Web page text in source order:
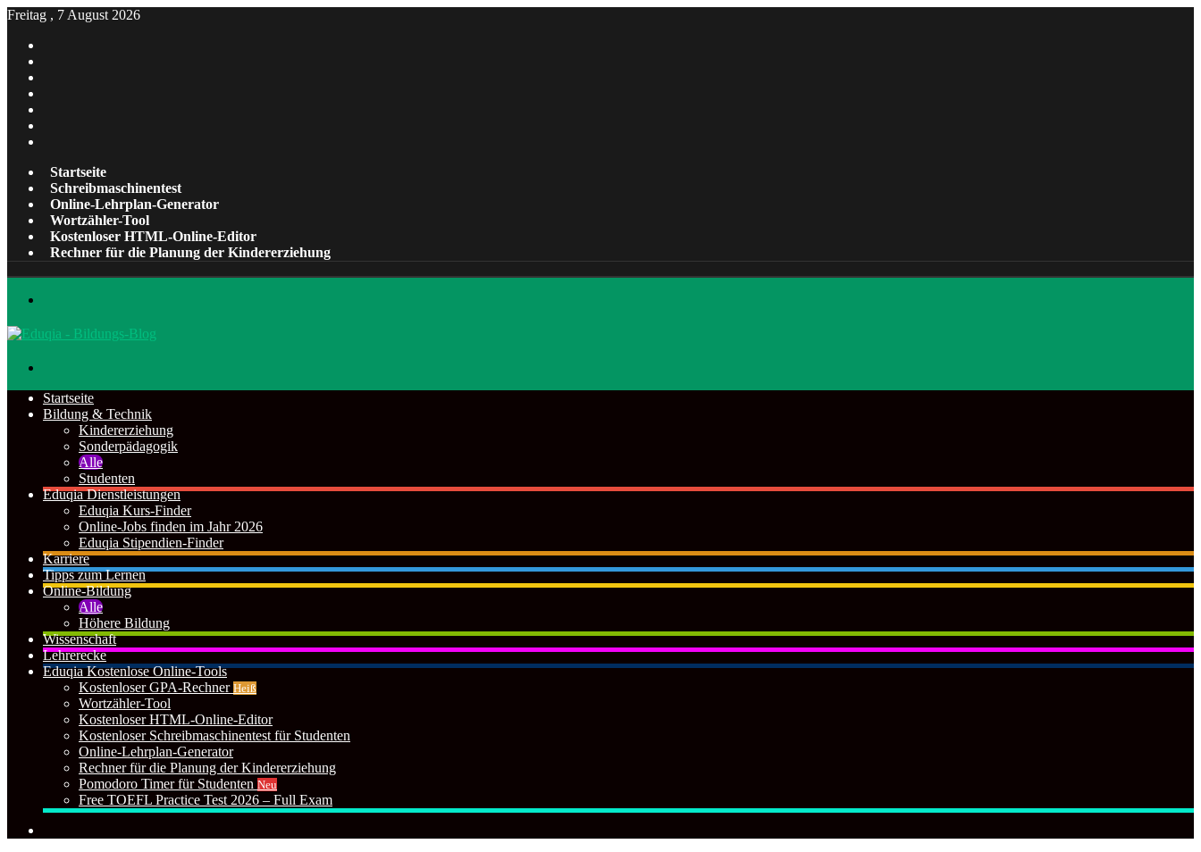
Freitag , 7 August 2026
Startseite
Schreibmaschinentest
Online-Lehrplan-Generator
Wortzähler-Tool
Kostenloser HTML-Online-Editor
Rechner für die Planung der Kindererziehung
Startseite
Bildung & Technik
Kindererziehung
Sonderpädagogik
Alle
Studenten
Eduqia Dienstleistungen
Eduqia Kurs-Finder
Online-Jobs finden im Jahr 2026
Eduqia Stipendien-Finder
Karriere
Tipps zum Lernen
Online-Bildung
Alle
Höhere Bildung
Wissenschaft
Lehrerecke
Eduqia Kostenlose Online-Tools
Kostenloser GPA-Rechner Heiß
Wortzähler-Tool
Kostenloser HTML-Online-Editor
Kostenloser Schreibmaschinentest für Studenten
Online-Lehrplan-Generator
Rechner für die Planung der Kindererziehung
Pomodoro Timer für Studenten Neu
Free TOEFL Practice Test 2026 – Full Exam